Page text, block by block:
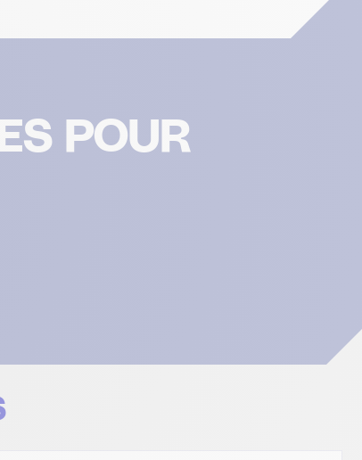
POUR